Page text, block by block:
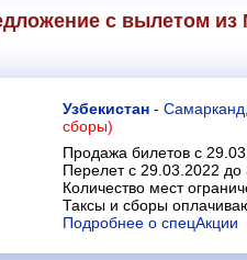
с вылетом
Узбекистан - Самарканд
сборы)
Продажа билетов с
Перелет с 29.03.2022 до
Количество мест
Таксы и сборы
Подробнее о спецАкции